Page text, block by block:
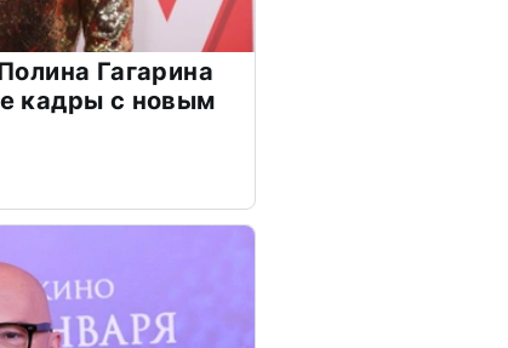
Гагарина
кадры с новым